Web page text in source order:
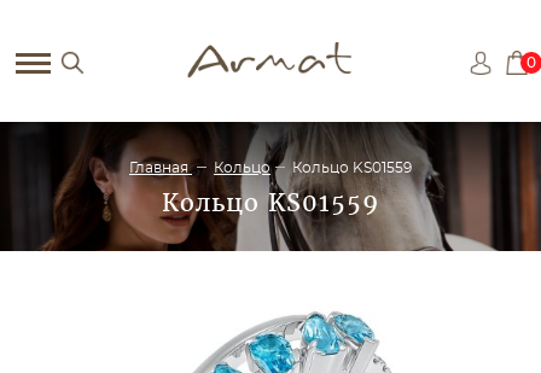
0
Главная Кольцо Кольцо KS01559
Кольцо KS01559